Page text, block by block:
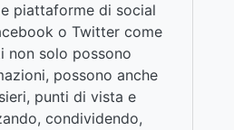
piattaforme di social
o Twitter come
non solo possono
possono anche
punti di vista e
condividendo,